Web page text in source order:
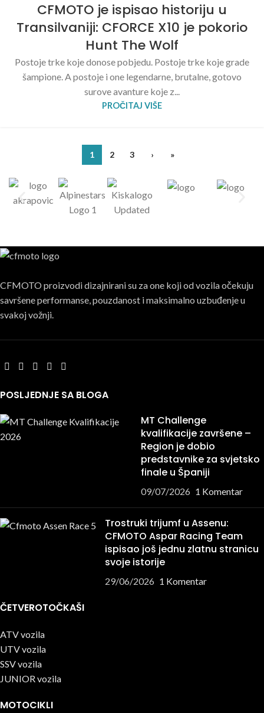
CFMOTO je ispisao historiju u
Transilvaniji: CFORCE X10 je pokorio
Hunt The Wolf
Postoje trke koje donose pobjedu. Postoje trke koje grade
šampione. A postoje i one legendarne, brutalne, gotovo
surove avanture koje z...
PROČITAJ VIŠE
1 2 3 › »
CFMOTO proizvodi dizajnirani su za one koji od vozila očekuju
savršene performanse, pouzdanost i maksimalno uzbuđenje u
svakoj vožnji.
POSLJEDNJE SA BLOGA
MT Challenge
kvalifikacije završene –
Region je dobio
predstavnike za svjetsko
finale u Španiji
09/07/2026 1 Komentar
Trostruki trijumf u Assenu:
CFMOTO Aspar Racing Team
ispisao još jednu zlatnu stranicu
svoje istorije
29/06/2026 1 Komentar
ČETVEROTOČKAŠI
ATV vozila
UTV vozila
SSV vozila
JUNIOR vozila
MOTOCIKLI